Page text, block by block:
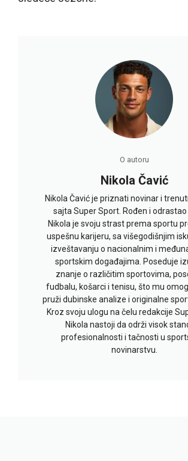
O autoru
Nikola Čavić
Nikola Čavić je priznati novinar i
sajta Super Sport. Rođen i odrastao
Nikola je svoju strast prema sportu
uspešnu karijeru, sa višegodišnjim
izveštavanju o nacionalnim i
sportskim događajima. Poseduje
znanje o različitim sportovima,
fudbalu, košarci i tenisu, što mu
pruži dubinske analize i originalne
Kroz svoju ulogu na čelu redakcije
Nikola nastoji da održi visok
profesionalnosti i tačnosti u
novinarstvu.